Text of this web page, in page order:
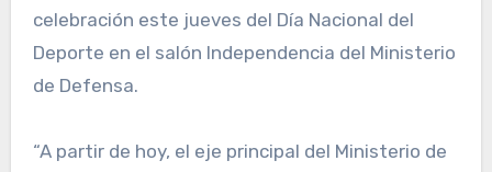
celebración este jueves del Día Nacional del
Deporte en el salón Independencia del Ministerio
de Defensa.
“A partir de hoy, el eje principal del Ministerio de